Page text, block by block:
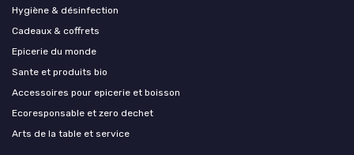
Hygiène & désinfection
Cadeaux & coffrets
Epicerie du monde
Sante et produits bio
Accessoires pour epicerie et boisson
Ecoresponsable et zero dechet
Arts de la table et service